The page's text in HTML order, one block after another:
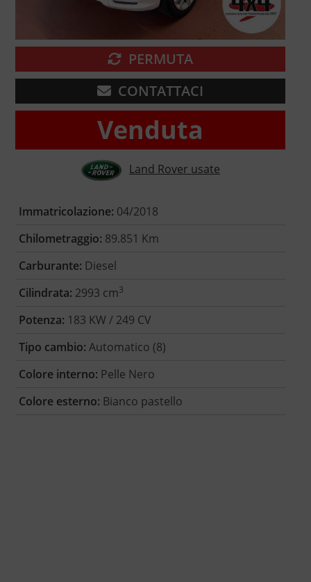
PERMUTA
CONTATTACI
Venduta
Land Rover usate
Immatricolazione: 04/2018
Chilometraggio: 89.851 Km
Carburante: Diesel
Cilindrata: 2993 cm3
Potenza: 183 KW / 249 CV
Tipo cambio: Automatico (8)
Colore interno: Pelle Nero
Colore esterno: Bianco pastello